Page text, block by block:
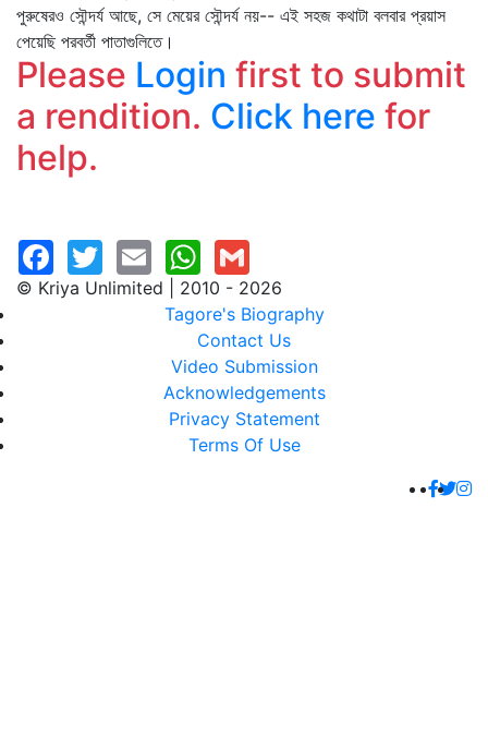
পুরুষেরও সৌন্দর্য আছে, সে মেয়ের সৌন্দর্য নয়-- এই সহজ কথাটা বলবার প্রয়াস
পেয়েছি পরবর্তী পাতাগুলিতে।
Please Login first to submit
a rendition. Click here for
help.
© Kriya Unlimited | 2010 - 2026
Tagore's Biography
Contact Us
Video Submission
Acknowledgements
Privacy Statement
Terms Of Use